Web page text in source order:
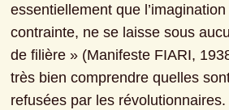
essentiellement que
contrainte, ne se laisse sous
de filière » (Manifeste FIARI,
très bien comprendre quelles
refusées par les révolutionnaires.